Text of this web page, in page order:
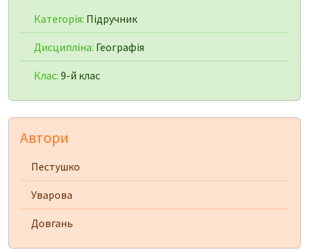
Категорія: Підручник
Дисципліна: Географія
Клас: 9-й клас
Автори
Пестушко
Уварова
Довгань